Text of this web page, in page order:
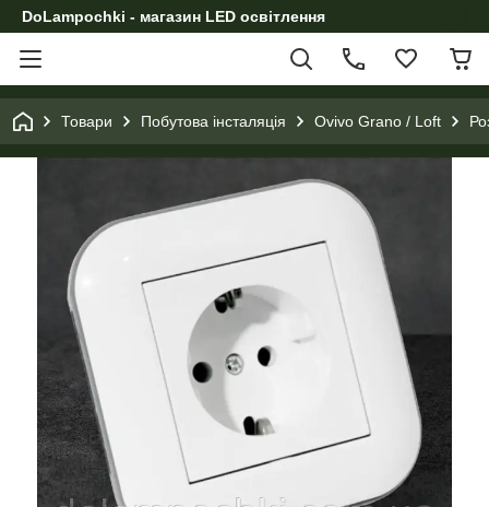
DoLampochki - магазин LED освітлення
Товари Побутова інсталяція Ovivo Grano / Loft